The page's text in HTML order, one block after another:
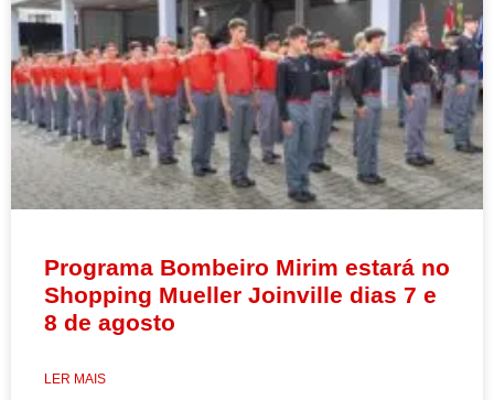
Programa Bombeiro Mirim estará no
Shopping Mueller Joinville dias 7 e
8 de agosto
LER MAIS